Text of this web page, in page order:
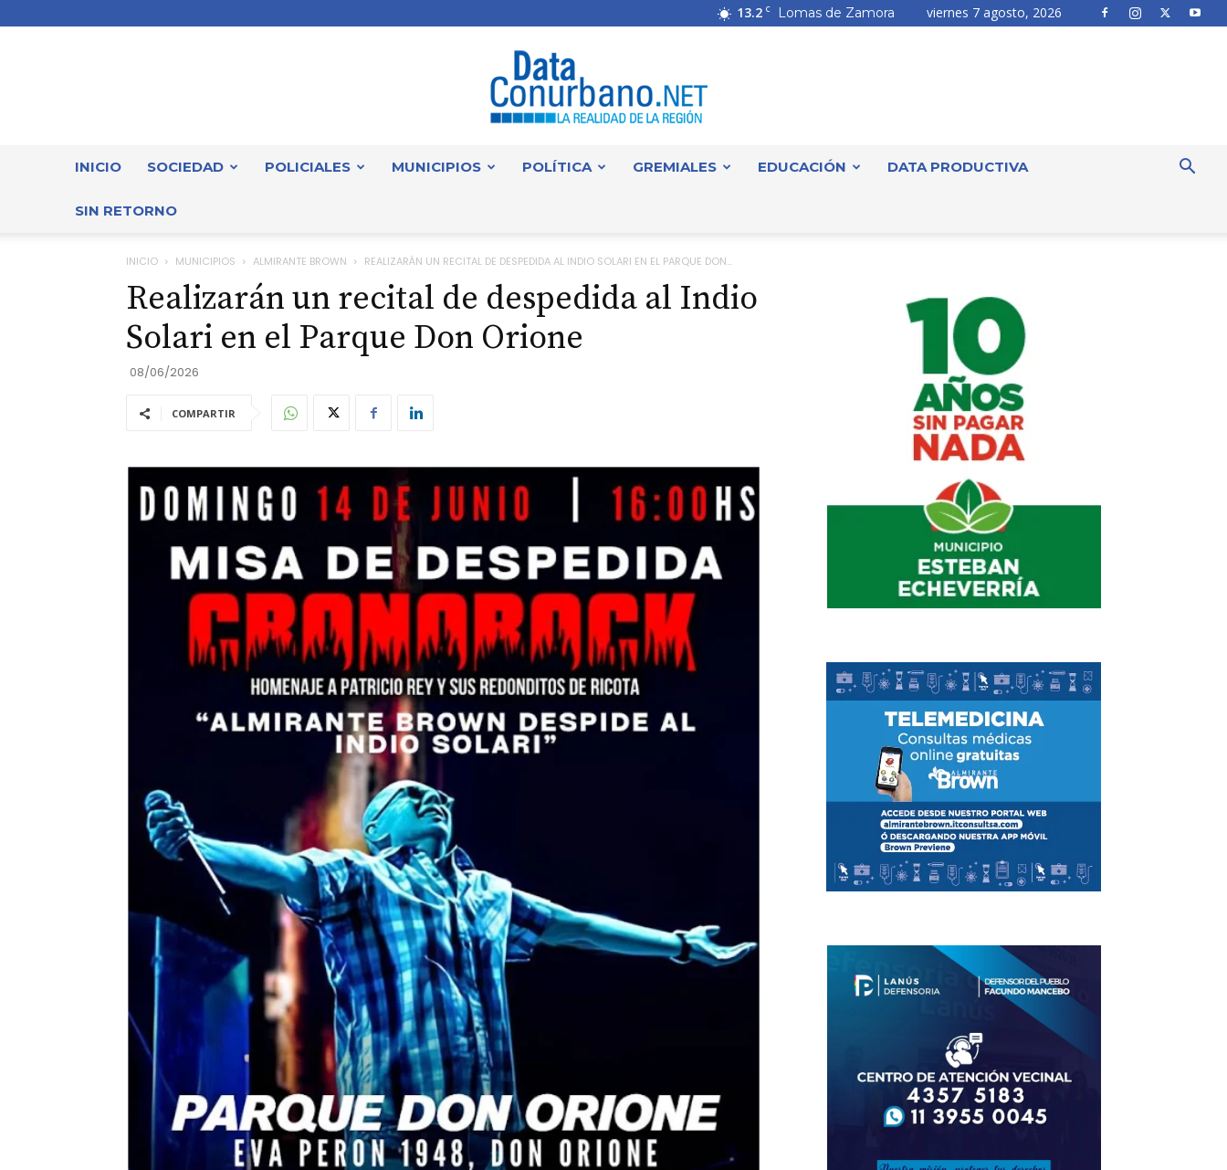
13.2 C Lomas de Zamora viernes 7 agosto, 2026
INICIO SOCIEDAD POLICIALES MUNICIPIOS POLÍTICA GREMIALES EDUCACIÓN DATA PRODUCTIVA
SIN RETORNO
INICIO MUNICIPIOS ALMIRANTE BROWN REALIZARÁN UN RECITAL DE DESPEDIDA AL INDIO SOLARI EN EL PARQUE DON...
Realizarán un recital de despedida al Indio
Solari en el Parque Don Orione
08/06/2026
COMPARTIR